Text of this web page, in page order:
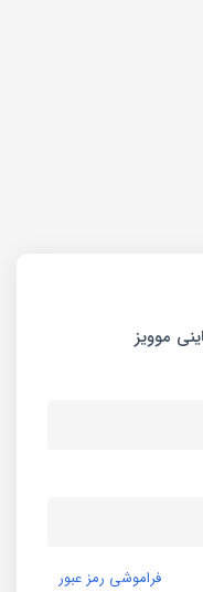
موویز
فراموشی رمز عبور